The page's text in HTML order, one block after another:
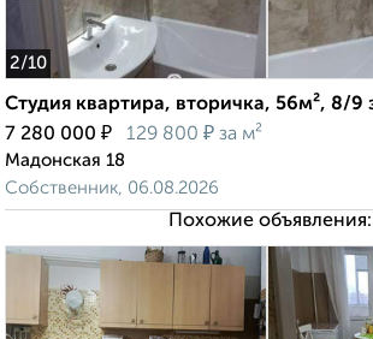
2/10
Студия квартира, вторичка, 56м², 8/9
7 280 000 ₽ 129 800 ₽ за м²
Мадонская 18
Собственник, 06.08.2026
Похожие объявления: